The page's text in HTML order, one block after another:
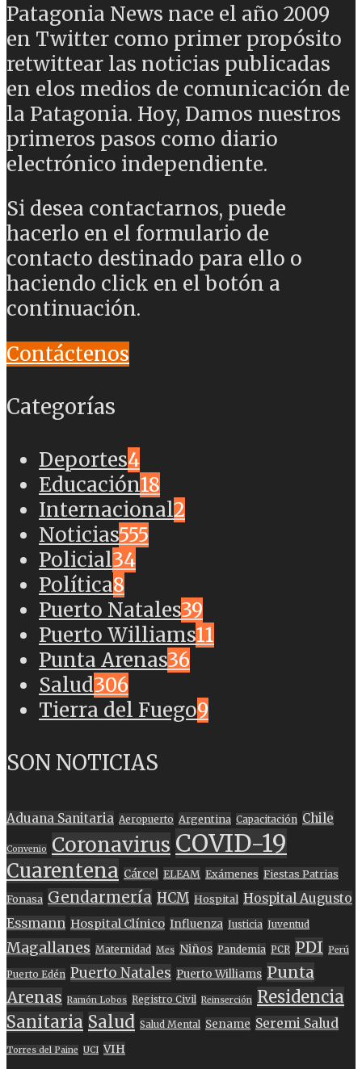
Patagonia News nace el año 2009
en Twitter como primer propósito
retwittear las noticias publicadas
en elos medios de comunicación de
la Patagonia. Hoy, Damos nuestros
primeros pasos como diario
electrónico independiente.
Si desea contactarnos, puede
hacerlo en el formulario de
contacto destinado para ello o
haciendo click en el botón a
continuación.
Contáctenos
Categorías
Deportes4
Educación18
Internacional2
Noticias555
Policial34
Política8
Puerto Natales39
Puerto Williams11
Punta Arenas36
Salud306
Tierra del Fuego9
SON NOTICIAS
Aduana Sanitaria Aeropuerto Argentina Capacitación Chile
Convenio Coronavirus COVID-19
Cuarentena Cárcel ELEAM Exámenes Fiestas Patrias
Fonasa Gendarmería HCM Hospital Hospital Augusto
Essmann Hospital Clínico Influenza Justicia Juventud
Magallanes Maternidad Mes Niños Pandemia PCR PDI Perú
Puerto Edén Puerto Natales Puerto Williams Punta
Arenas Ramón Lobos Registro Civil Reinserción Residencia
Sanitaria Salud Salud Mental Sename Seremi Salud
Torres del Paine UCI VIH